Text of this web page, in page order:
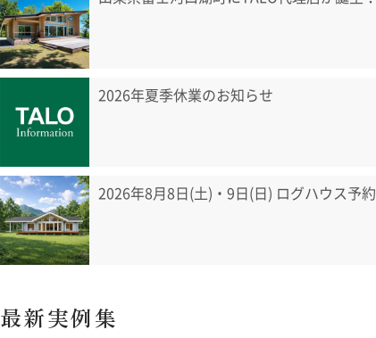
2026年夏季休業のお知らせ
2026年8月8日(土)・9日(日) ログハウス予
最新実例集